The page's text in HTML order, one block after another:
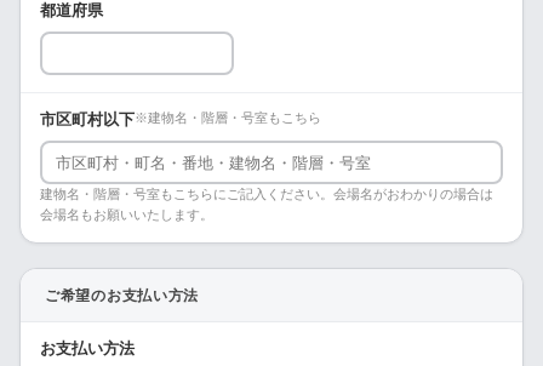
都道府県
市区町村以下※建物名・階層・号室もこちら
建物名・階層・号室もこちらにご記入ください。会場名がおわかりの場合は
会場名もお願いいたします。
ご希望のお支払い方法
お支払い方法